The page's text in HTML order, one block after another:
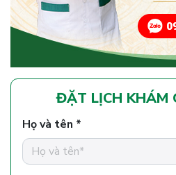
ĐẶT LỊCH KHÁM
Họ và tên *